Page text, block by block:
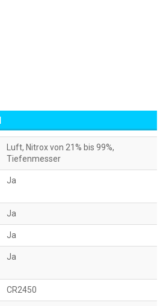
Luft, Nitrox von 21% bis 99%,
Tiefenmesser
Ja
Ja
Ja
Ja
CR2450